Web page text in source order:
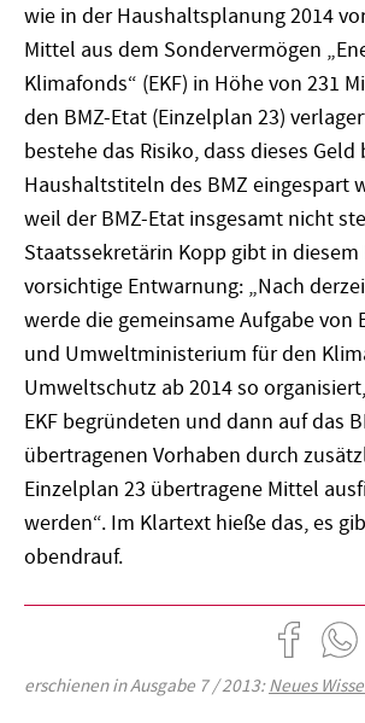
wie in der Haushaltsplanung 2014
Mittel aus dem Sondervermögen
Klimafonds“ (EKF) in Höhe von 231
den BMZ-Etat (Einzelplan 23)
bestehe das Risiko, dass dieses Geld
Haushaltstiteln des BMZ eingespart
weil der BMZ-Etat insgesamt nicht
Staatssekretärin Kopp gibt in
vorsichtige Entwarnung: „Nach
werde die gemeinsame Aufgabe von
und Umweltministerium für den
Umweltschutz ab 2014 so
EKF begründeten und dann auf das
übertragenen Vorhaben durch
Einzelplan 23 übertragene Mittel
werden“. Im Klartext hieße das, es
obendrauf.
erschienen in Ausgabe 7 / 2013:Neues